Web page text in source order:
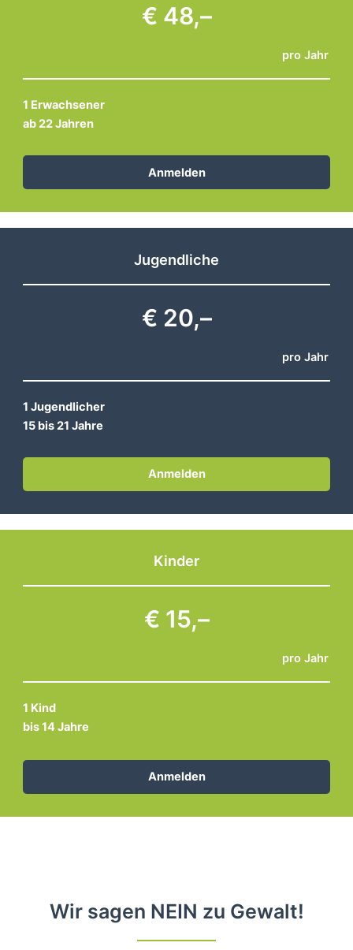
€ 48,–
pro Jahr
1 Erwachsener
ab 22 Jahren
Anmelden
Jugendliche
€ 20,–
pro Jahr
1 Jugendlicher
15 bis 21 Jahre
Anmelden
Kinder
€ 15,–
pro Jahr
1 Kind
bis 14 Jahre
Anmelden
Wir sagen NEIN zu Gewalt!